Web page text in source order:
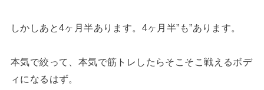
しかしあと4ヶ月半あります。4ヶ月半”も”あります。
本気で絞って、本気で筋トレしたらそこそこ戦えるボデ
ィになるはず。